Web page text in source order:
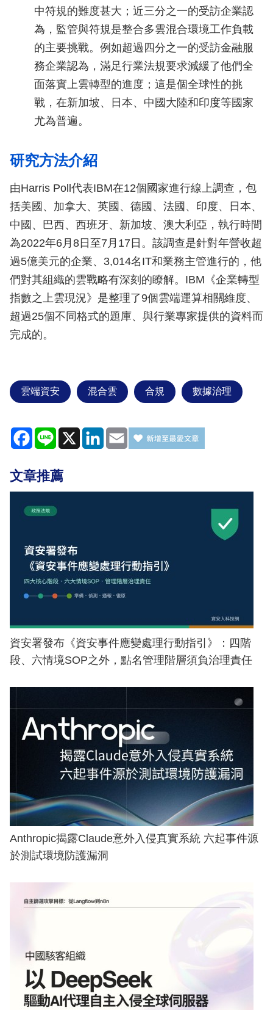
中符規的難度甚大；近三分之一的受訪企業認
為，監管與符規是整合多雲混合環境工作負載
的主要挑戰。例如超過四分之一的受訪金融服
務企業認為，滿足行業法規要求減緩了他們全
面落實上雲轉型的進度；這是個全球性的挑
戰，在新加坡、日本、中國大陸和印度等國家
尤為普遍。
研究方法介紹
由Harris Poll代表IBM在12個國家進行線上調查，包
括美國、加拿大、英國、德國、法國、印度、日本、
中國、巴西、西班牙、新加坡、澳大利亞，執行時間
為2022年6月8日至7月17日。該調查是針對年營收超
過5億美元的企業、3,014名IT和業務主管進行的，他
們對其組織的雲戰略有深刻的瞭解。IBM《企業轉型
指數之上雲現況》是整理了9個雲端運算相關維度、
超過25個不同格式的題庫、與行業專家提供的資料而
完成的。
雲端資安 混合雲 合規 數據治理
Facebook
Line X LinkedIn
Email
文章推薦
資安署發布《資安事件應變處理行動指引》：四階
段、六情境SOP之外，點名管理階層須負治理責任
Anthropic揭露Claude意外入侵真實系統 六起事件源
於測試環境防護漏洞